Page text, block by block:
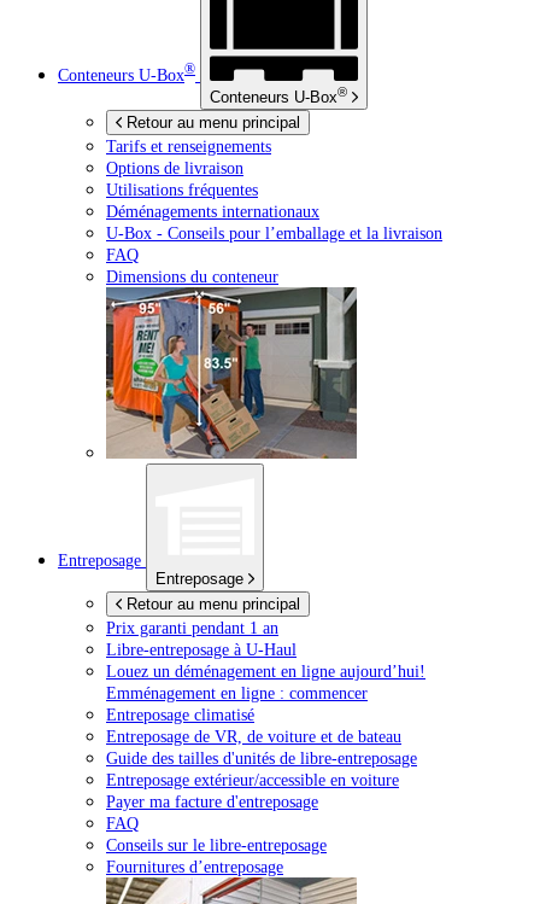
Conteneurs U-Box®
Conteneurs U-Box®
Retour au menu principal
Tarifs et renseignements
Options de livraison
Utilisations fréquentes
Déménagements internationaux
U-Box - Conseils pour l’emballage et la livraison
FAQ
Dimensions du conteneur
Entreposage
Entreposage
Retour au menu principal
Prix garanti pendant 1 an
Libre-entreposage à U-Haul
Louez un déménagement en ligne aujourd’hui!
Emménagement en ligne : commencer
Entreposage climatisé
Entreposage de VR, de voiture et de bateau
Guide des tailles d'unités de libre-entreposage
Entreposage extérieur/accessible en voiture
Payer ma facture d'entreposage
FAQ
Conseils sur le libre-entreposage
Fournitures d’entreposage